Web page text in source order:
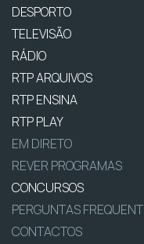
DESPORTO
TELEVISÃO
RÁDIO
RTP ARQUIVOS
RTP ENSINA
RTP PLAY
EM DIRETO
REVER PROGRAMAS
CONCURSOS
PERGUNTAS
CONTACTOS